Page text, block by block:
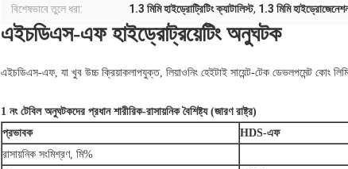
বিশেষভাবে তুলে ধরা: 1.3 মিমি হাইড্রোট্রিটিং ক্যাটালিস্ট, 1.3 মিমি
এইচডিএস-এফ হাইড্রোট্রয়েটিং অনুঘটক
এইচডিএস-এফ, যা খুব উচ্চ ক্রিয়াকলাপযুক্ত, লিয়াওনিং হেইটাই সায়েন্ট-টেক ডেভলপমেন্ট কোং
1 নং টেবিল অনুঘটকদের প্রধান শারীরিক-রাসায়নিক বৈশিষ্ট্য (জারণ রাষ্ট্র)
প্রভাবক
HDS-এফ
রাসায়নিক সংমিশ্রণ, মি%